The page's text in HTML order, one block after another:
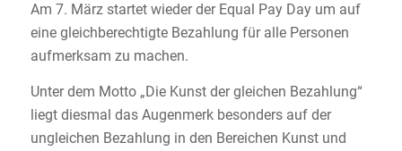
Am 7. März startet wieder der Equal Pay Day um auf
eine gleichberechtigte Bezahlung für alle Personen
aufmerksam zu machen.
Unter dem Motto „Die Kunst der gleichen Bezahlung“
liegt diesmal das Augenmerk besonders auf der
ungleichen Bezahlung in den Bereichen Kunst und